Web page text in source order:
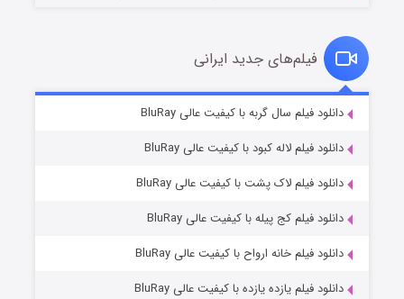
قسمت۷ (زیرنویس) منتشر شد
فیلم‌های جدید ایرانی
دانلود فیلم سال گربه با کیفیت عالی BluRay
دانلود فیلم لاله کبود با کیفیت عالی BluRay
دانلود فیلم لاک پشت با کیفیت عالی BluRay
دانلود فیلم کج‌ پیله با کیفیت عالی BluRay
دانلود فیلم خانه ارواح با کیفیت عالی BluRay
دانلود فیلم یازده یازده با کیفیت عالی BluRay